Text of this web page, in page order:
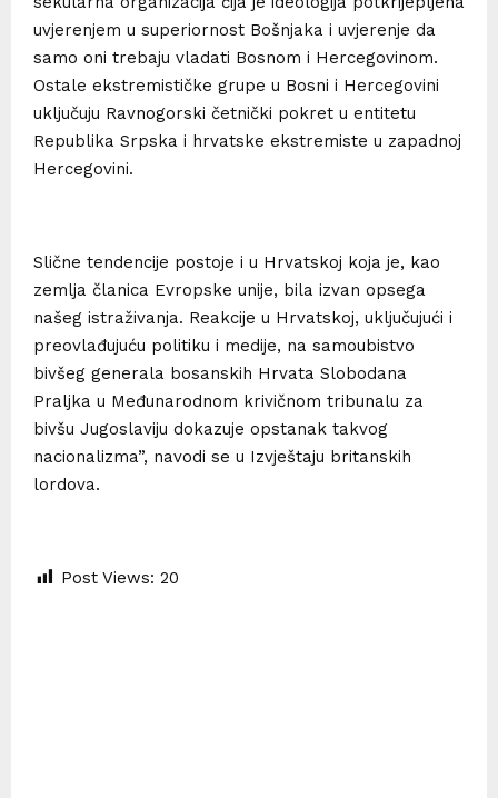
uvjerenjem u superiornost Bošnjaka i uvjerenje da
samo oni trebaju vladati Bosnom i Hercegovinom.
Ostale ekstremističke grupe u Bosni i Hercegovini
uključuju Ravnogorski četnički pokret u entitetu
Republika Srpska i hrvatske ekstremiste u zapadnoj
Hercegovini.
Slične tendencije postoje i u Hrvatskoj koja je, kao
zemlja članica Evropske unije, bila izvan opsega
našeg istraživanja. Reakcije u Hrvatskoj, uključujući i
preovlađujuću politiku i medije, na samoubistvo
bivšeg generala bosanskih Hrvata Slobodana
Praljka u Međunarodnom krivičnom tribunalu za
bivšu Jugoslaviju dokazuje opstanak takvog
nacionalizma”, navodi se u Izvještaju britanskih
lordova.
Post Views: 20